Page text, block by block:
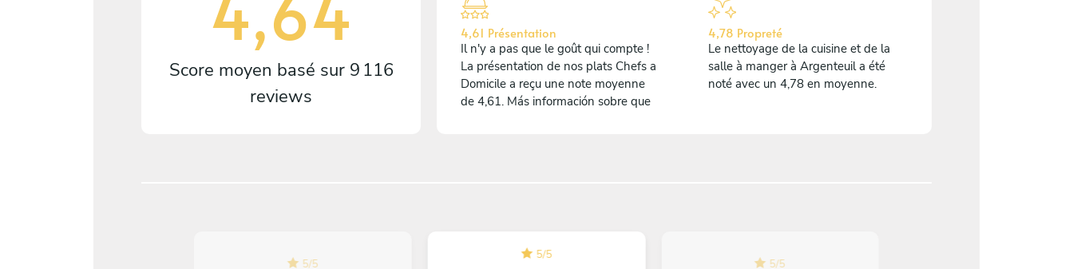
Score moyen basé sur 9 116
reviews
4,61 Présentation
Il n'y a pas que le goût qui compte !
La présentation de nos plats Chefs a
Domicile a reçu une note moyenne
de 4,61. Más información sobre que
4,78 Propreté
Le nettoyage de la cuisine et de la
salle à manger à Argenteuil a été
noté avec un 4,78 en moyenne.
5/5
5/5
5/5